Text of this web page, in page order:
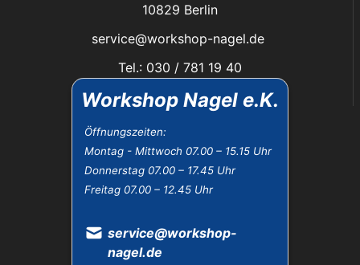
Workshop Nagel e.K.
Öffnungszeiten:
Montag - Mittwoch 07.00 – 15.15 Uhr
Donnerstag 07.00 – 17.45 Uhr
Freitag 07.00 – 12.45 Uhr
service@workshop-
nagel.de
10829 Berlin
service@workshop-nagel.de
Tel.: 030 / 781 19 40
Das Unternehmen:
Öffnungszeiten
Datenschutz
Impressum
AGB